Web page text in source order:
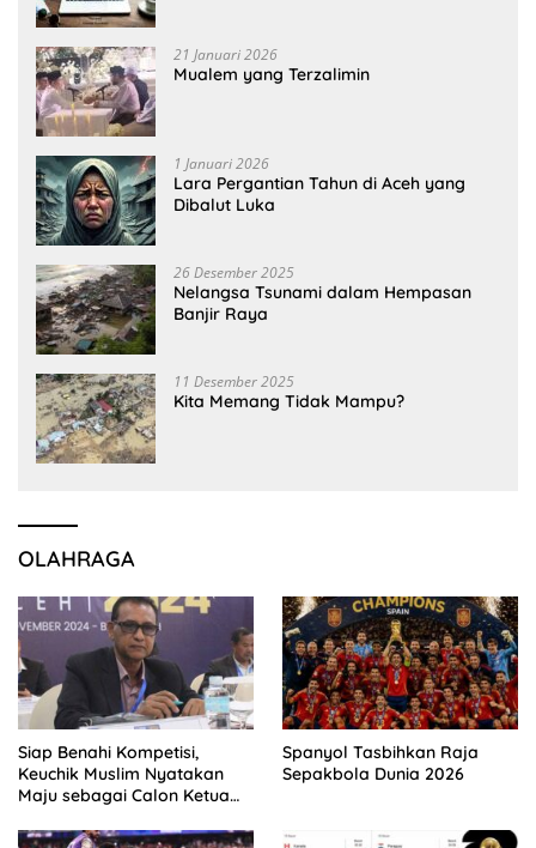
21 Januari 2026
Mualem yang Terzalimin
1 Januari 2026
Lara Pergantian Tahun di Aceh yang
Dibalut Luka
26 Desember 2025
Nelangsa Tsunami dalam Hempasan
Banjir Raya
11 Desember 2025
Kita Memang Tidak Mampu?
OLAHRAGA
Siap Benahi Kompetisi,
Keuchik Muslim Nyatakan
Maju sebagai Calon Ketua
Spanyol Tasbihkan Raja
Sepakbola Dunia 2026